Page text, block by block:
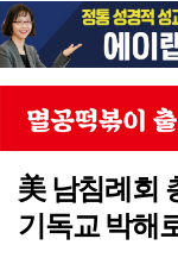
美 남침례회
기독교 박해